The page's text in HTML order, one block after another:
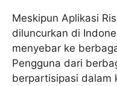
Meskipun Aplikasi
diluncurkan di
menyebar ke
Pengguna dari
berpartisipasi dalam